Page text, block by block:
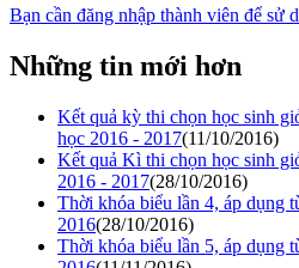
Bạn cần đăng nhập thành viên để sử
Những tin mới hơn
Kết quả kỳ thi chọn học sinh
học 2016 - 2017(11/10/2016)
Kết quả Kì thi chọn học sinh
2016 - 2017(28/10/2016)
Thời khóa biểu lần 4, áp dụng
2016(28/10/2016)
Thời khóa biểu lần 5, áp dụng